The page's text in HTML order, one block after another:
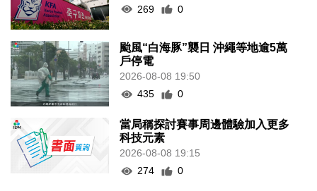
269
0
颱風“白海豚”襲日 沖繩等地逾5萬
戶停電
2026-08-08 19:50
435
0
當局稱探討賽事周邊體驗加入更多
科技元素
2026-08-08 19:15
274
0